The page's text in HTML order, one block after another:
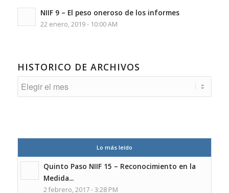
NIIF 9 – El peso oneroso de los informes
22 enero, 2019 - 10:00 AM
HISTORICO DE ARCHIVOS
Lo más leído
Quinto Paso NIIF 15 – Reconocimiento en la
Medida...
2 febrero, 2017 - 3:28 PM